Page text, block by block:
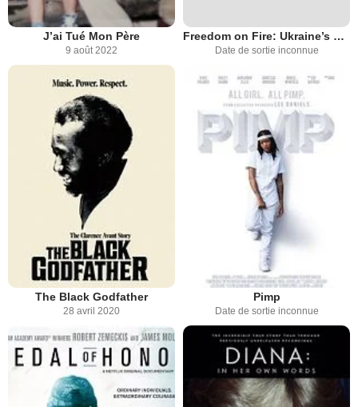
J’ai Tué Mon Père
9 août 2022
Freedom on Fire: Ukraine’s Fight for Freedom
Date de sortie inconnue
The Black Godfather
28 avril 2020
Pimp
Date de sortie inconnue